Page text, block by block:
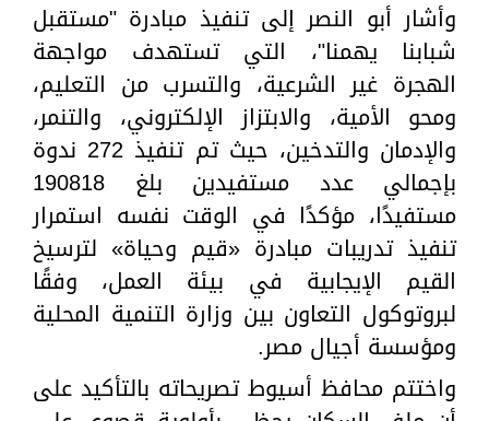
وأشار أبو النصر إلى تنفيذ مبادرة "مستقبل
شبابنا يهمنا"، التي تستهدف مواجهة
الهجرة غير الشرعية، والتسرب من التعليم،
ومحو الأمية، والابتزاز الإلكتروني، والتنمر،
والإدمان والتدخين، حيث تم تنفيذ 272 ندوة
بإجمالي عدد مستفيدين بلغ 190818
مستفيدًا، مؤكدًا في الوقت نفسه استمرار
تنفيذ تدريبات مبادرة «قيم وحياة» لترسيخ
القيم الإيجابية في بيئة العمل، وفقًا
لبروتوكول التعاون بين وزارة التنمية المحلية
ومؤسسة أجيال مصر.
واختتم محافظ أسيوط تصريحاته بالتأكيد على